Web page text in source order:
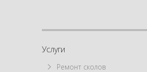
Услуги
Ремонт сколов